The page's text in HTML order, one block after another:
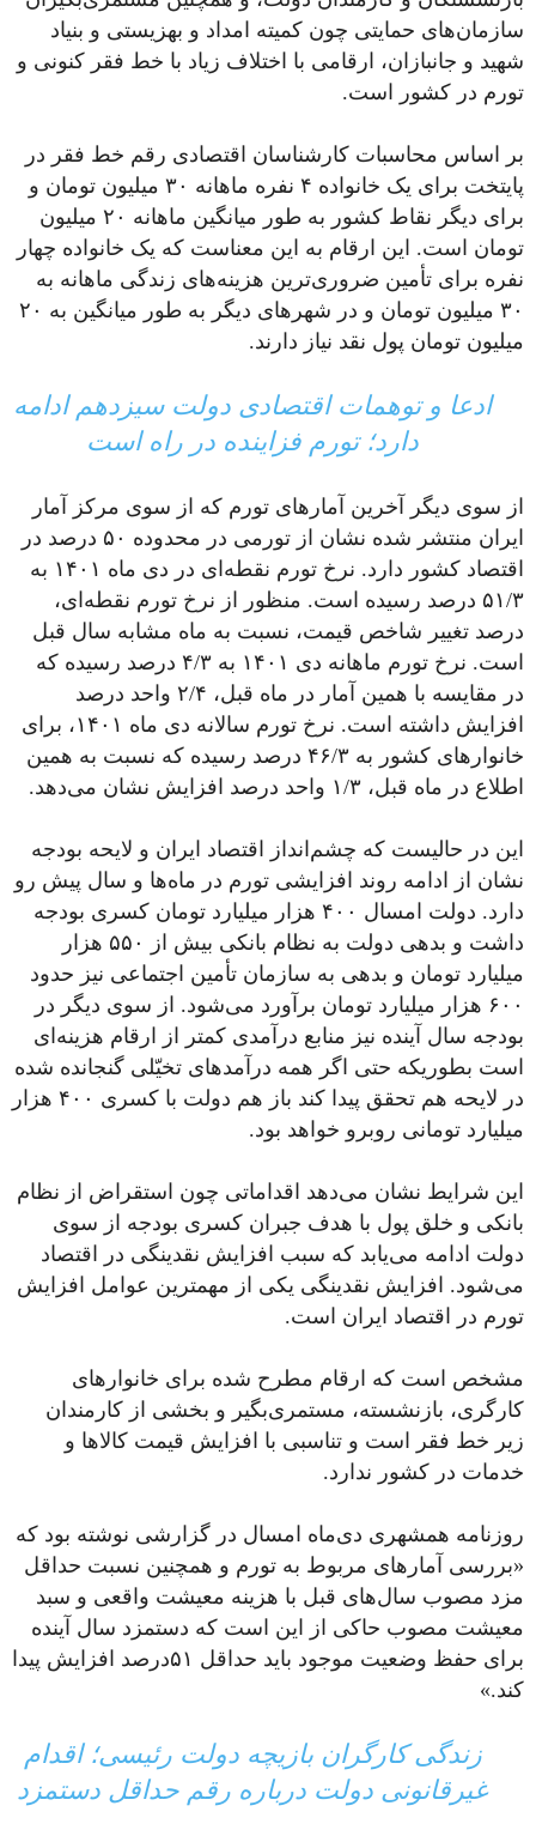
سازمان‌های حمایتی چون کمیته امداد و بهزیستی و بنیاد
شهید و جانبازان، ارقامی با اختلاف زیاد با خط فقر کنونی و
تورم در کشور است.
بر اساس محاسبات کارشناسان اقتصادی رقم خط فقر در
پایتخت برای یک خانواده ۴ نفره ماهانه ۳۰ میلیون تومان و
برای دیگر نقاط کشور به طور میانگین ماهانه ۲۰ میلیون
تومان است. این ارقام به این معناست که یک خانواده چهار
نفره برای تأمین ضروری‌ترین هزینه‌های زندگی ماهانه به
۳۰ میلیون تومان و در شهرهای دیگر به طور میانگین به ۲۰
میلیون تومان پول نقد نیاز دارند.
ادعا و توهمات اقتصادی دولت سیزدهم ادامه
دارد؛ تورم فزاینده در راه است
از سوی دیگر آخرین آمارهای تورم که از سوی مرکز آمار
ایران منتشر شده نشان از تورمی در محدوده ۵۰ درصد در
اقتصاد کشور دارد. نرخ تورم نقطه‌ای در دی ماه ۱۴۰۱ به
۵۱/۳ درصد رسیده است. منظور از نرخ تورم نقطه‌ای،
درصد تغییر شاخص قیمت، نسبت به ماه مشابه سال قبل
است. نرخ تورم ماهانه دی ۱۴۰۱ به ۴/۳ درصد رسیده که
در مقایسه با همین آمار در ماه قبل، ۲/۴ واحد درصد
افزایش داشته است. نرخ تورم سالانه دی ماه ۱۴۰۱، برای
خانوارهای کشور به ۴۶/۳ درصد رسیده که نسبت به همین
اطلاع در ماه قبل، ۱/۳ واحد درصد افزایش نشان می‌دهد.
این در حالیست که چشم‌انداز اقتصاد ایران و لایحه بودجه
نشان از ادامه روند افزایشی تورم در ماه‌ها و سال پیش رو
دارد. دولت امسال ۴۰۰ هزار میلیارد تومان کسری بودجه
داشت و بدهی دولت به نظام بانکی بیش از ۵۵۰ هزار
میلیارد تومان و بدهی به سازمان تأمین اجتماعی نیز حدود
۶۰۰ هزار میلیارد تومان برآورد می‌شود. از سوی دیگر در
بودجه سال آینده نیز منابع درآمدی کمتر از ارقام هزینه‌ای
است بطوریکه حتی اگر همه درآمدهای تخیّلی گنجانده شده
در لایحه هم تحقق پیدا کند باز هم دولت با کسری ۴۰۰ هزار
میلیارد تومانی روبرو خواهد بود.
این شرایط نشان می‌دهد اقداماتی چون استقراض از نظام
بانکی و خلق پول با هدف جبران کسری بودجه از سوی
دولت ادامه می‌یابد که سبب افزایش نقدینگی در اقتصاد
می‌شود. افزایش نقدینگی یکی از مهمترین عوامل افزایش
تورم در اقتصاد ایران است.
مشخص است که ارقام مطرح شده برای خانوارهای
کارگری، بازنشسته، مستمری‌بگیر و بخشی از کارمندان
زیر خط فقر است و تناسبی با افزایش قیمت‌ کالاها و
خدمات در کشور ندارد.
روزنامه همشهری دی‌ماه امسال در گزارشی نوشته بود که
«بررسی آمارهای مربوط به تورم و همچنین نسبت حداقل
مزد مصوب سال‌های قبل با هزینه معیشت واقعی و سبد
معیشت مصوب حاکی از این است که دستمزد سال آینده
برای حفظ وضعیت موجود باید حداقل ۵۱درصد افزایش پیدا
کند.»
زندگی کارگران بازیچه دولت رئیسی؛ اقدام
غیرقانونی دولت درباره رقم حداقل دستمزد